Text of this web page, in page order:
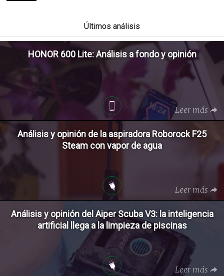
Últimos análisis
HONOR 600 Lite: Análisis a fondo y opinión
Leer más
Análisis y opinión de la aspiradora Roborock F25
Steam con vapor de agua
Leer más
Análisis y opinión del Aiper Scuba V3: la inteligencia
artificial llega a la limpieza de piscinas
Leer más